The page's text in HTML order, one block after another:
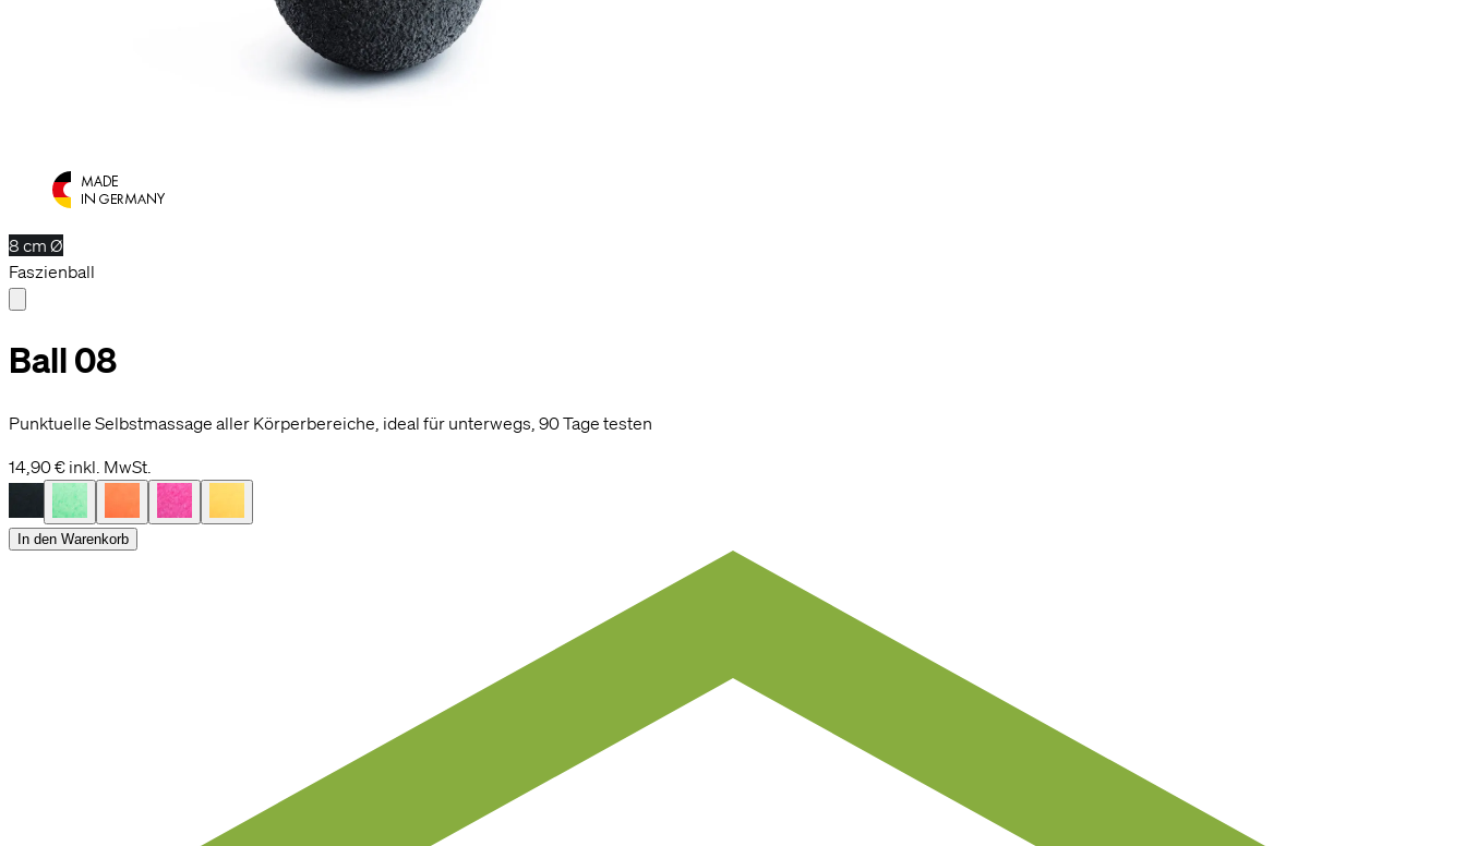
8 cm Ø
Faszienball
Ball 08
Punktuelle Selbstmassage aller Körperbereiche, ideal für unterwegs, 90 Tage testen
14,90 € inkl. MwSt.
In den Warenkorb